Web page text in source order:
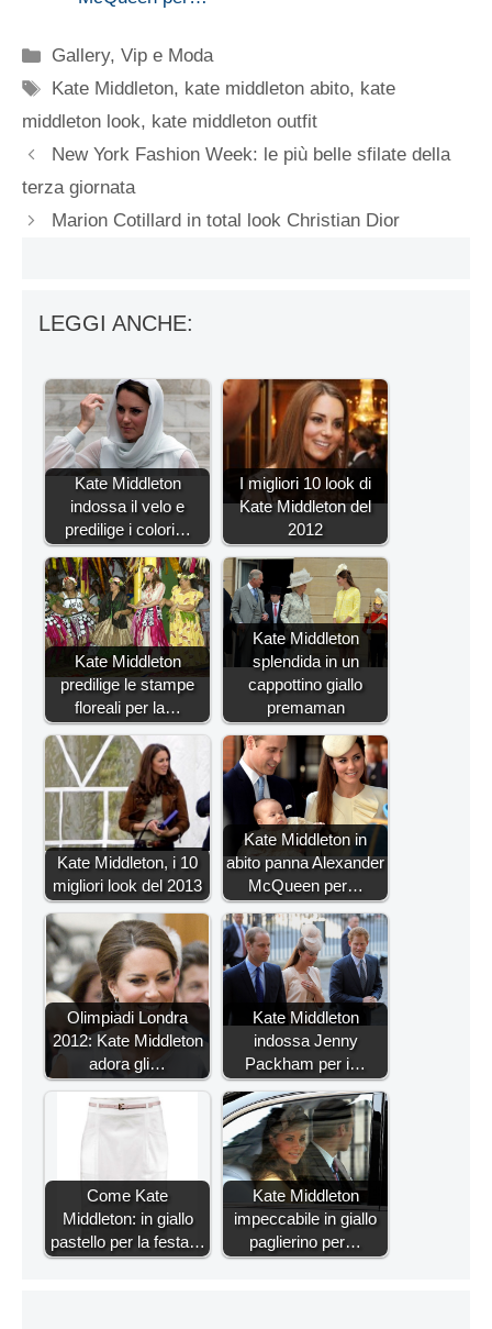
Categorie
Gallery,Vip e Moda
Tag
Kate Middleton, kate middleton abito, kate
middleton look, kate middleton outfit
New York Fashion Week: le più belle sfilate della
terza giornata
Marion Cotillard in total look Christian Dior
LEGGI ANCHE:
Kate Middleton
indossa il velo e
predilige i colori…
I migliori 10 look di
Kate Middleton del
2012
Kate Middleton
predilige le stampe
floreali per la…
Kate Middleton
splendida in un
cappottino giallo
premaman
Kate Middleton, i 10
migliori look del 2013
Kate Middleton in
abito panna Alexander
McQueen per…
Olimpiadi Londra
2012: Kate Middleton
adora gli…
Kate Middleton
indossa Jenny
Packham per i…
Come Kate
Middleton: in giallo
pastello per la festa…
Kate Middleton
impeccabile in giallo
paglierino per…